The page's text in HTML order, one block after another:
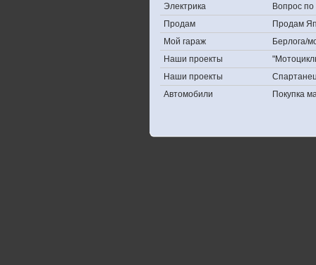
Электрика
Вопрос по
Продам
Продам
Мой гараж
Берлога/
Наши проекты
Наши проекты
Автомобили
Покупка